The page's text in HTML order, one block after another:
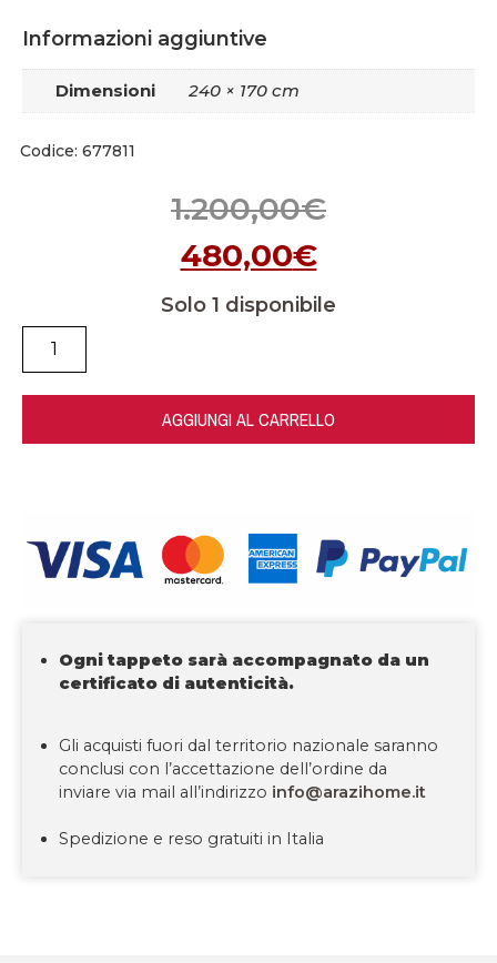
Informazioni aggiuntive
Dimensioni 240 × 170 cm
Codice: 677811
1.200,00€
480,00€
Solo 1 disponibile
AGGIUNGI AL CARRELLO
Ogni tappeto sarà accompagnato da un
certificato di autenticità.
Gli acquisti fuori dal territorio nazionale saranno
conclusi con l’accettazione dell’ordine da
inviare via mail all’indirizzo info@arazihome.it
Spedizione e reso gratuiti in Italia